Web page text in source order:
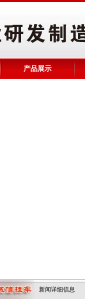
产品展示
新闻详细信息